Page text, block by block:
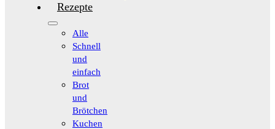
Rezepte
Alle
Schnell
und
einfach
Brot
und
Brötchen
Kuchen